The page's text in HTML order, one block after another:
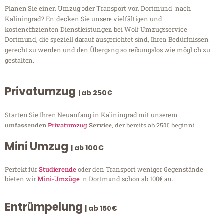
Planen Sie einen Umzug oder Transport von Dortmund nach
Kaliningrad? Entdecken Sie unsere vielfältigen und
kosteneffizienten Dienstleistungen bei Wolf Umzugsservice
Dortmund, die speziell darauf ausgerichtet sind, Ihren Bedürfnissen
gerecht zu werden und den Übergang so reibungslos wie möglich zu
gestalten.
Privatumzug | ab 250€
Starten Sie Ihren Neuanfang in Kaliningrad mit unserem
umfassendenPrivatumzugService, der bereits ab 250€ beginnt.
Mini Umzug | ab 100€
Perfekt fürStudierendeoder den Transport weniger Gegenstände
bieten wirMini-Umzügein Dortmund schon ab 100€ an.
Entrümpelung | ab 150€